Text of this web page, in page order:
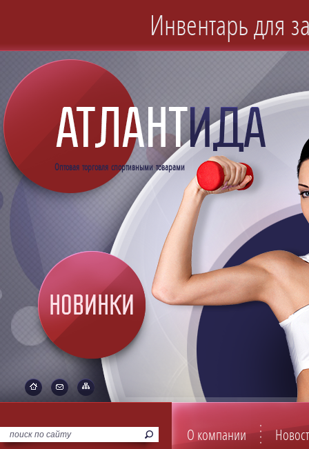
О компании
Инвентарь для
Оптовая торговля спортивными товарами